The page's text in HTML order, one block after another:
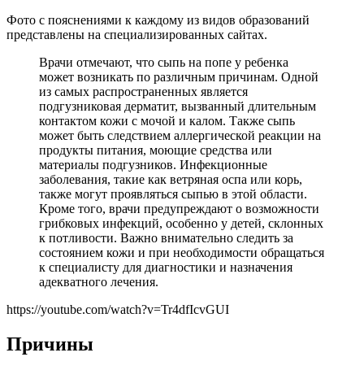
Фото с пояснениями к каждому из видов образований
представлены на специализированных сайтах.
Врачи отмечают, что сыпь на попе у ребенка
может возникать по различным причинам. Одной
из самых распространенных является
подгузниковая дерматит, вызванный длительным
контактом кожи с мочой и калом. Также сыпь
может быть следствием аллергической реакции на
продукты питания, моющие средства или
материалы подгузников. Инфекционные
заболевания, такие как ветряная оспа или корь,
также могут проявляться сыпью в этой области.
Кроме того, врачи предупреждают о возможности
грибковых инфекций, особенно у детей, склонных
к потливости. Важно внимательно следить за
состоянием кожи и при необходимости обращаться
к специалисту для диагностики и назначения
адекватного лечения.
https://youtube.com/watch?v=Tr4dfIcvGUI
Причины